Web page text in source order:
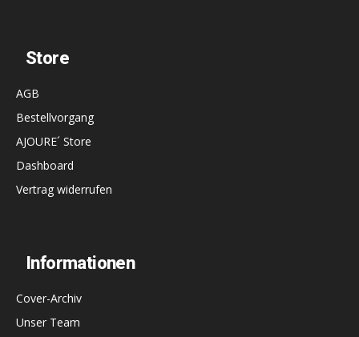
Store
AGB
Bestellvorgang
AJOURE´ Store
Dashboard
Vertrag widerrufen
Informationen
Cover-Archiv
Unser Team